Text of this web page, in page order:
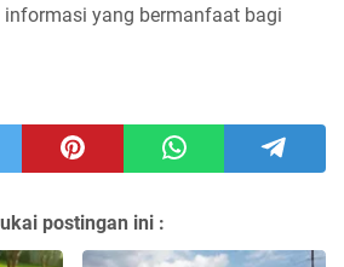
yang bermanfaat bagi
postingan ini :